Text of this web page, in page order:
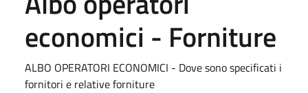
economici - Forniture
ALBO OPERATORI ECONOMICI - Dove sono specificati i
fornitori e relative forniture